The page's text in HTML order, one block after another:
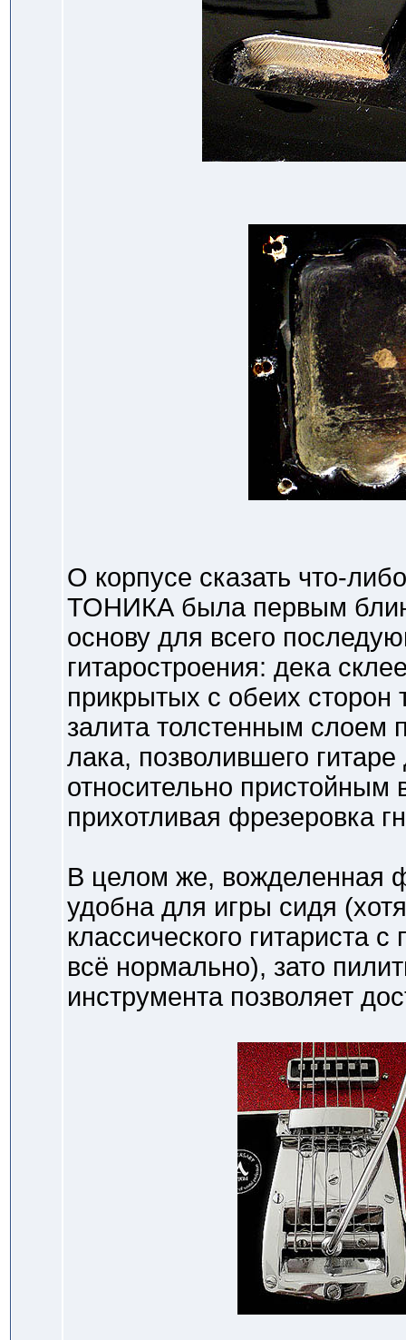
О корпусе сказать что-
ТОНИКА была первым
основу для всего
гитаростроения: дека
прикрытых с обеих
залита толстенным слоем
лака, позволившего
относительно
прихотливая фрезеровка
В целом же, вожделенная
удобна для игры сидя
классического гитариста
всё нормально), зато
инструмента позволяет